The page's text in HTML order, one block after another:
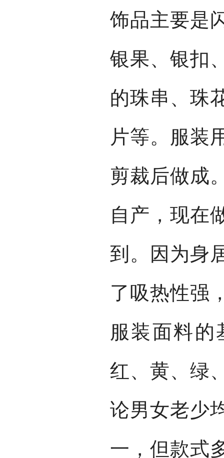
饰品主要是
银果、银扣
的珠串、珠
片等。服装
剪裁后做成
自产，现在
到。因为身
了吸热性强
服装面料的
红、黄、绿
论男女老少
一，但款式